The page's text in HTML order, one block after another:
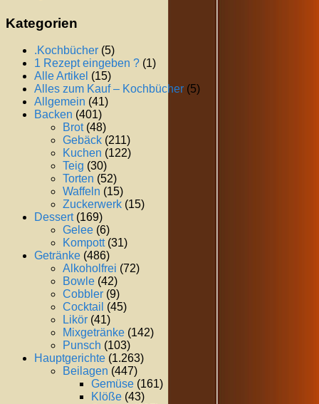
Kategorien
.Kochbücher (5)
1 Rezept eingeben ? (1)
Alle Artikel (15)
Alles zum Kauf – Kochbücher (5)
Allgemein (41)
Backen (401)
Brot(48)
Gebäck (211)
Kuchen (122)
Teig (30)
Torten (52)
Waffeln (15)
Zuckerwerk (15)
Dessert(169)
Gelee (6)
Kompott(31)
Getränke (486)
Alkoholfrei (72)
Bowle (42)
Cobbler (9)
Cocktail (45)
Likör (41)
Mixgetränke (142)
Punsch (103)
Hauptgerichte (1.263)
Beilagen (447)
Gemüse (161)
Klöße (43)